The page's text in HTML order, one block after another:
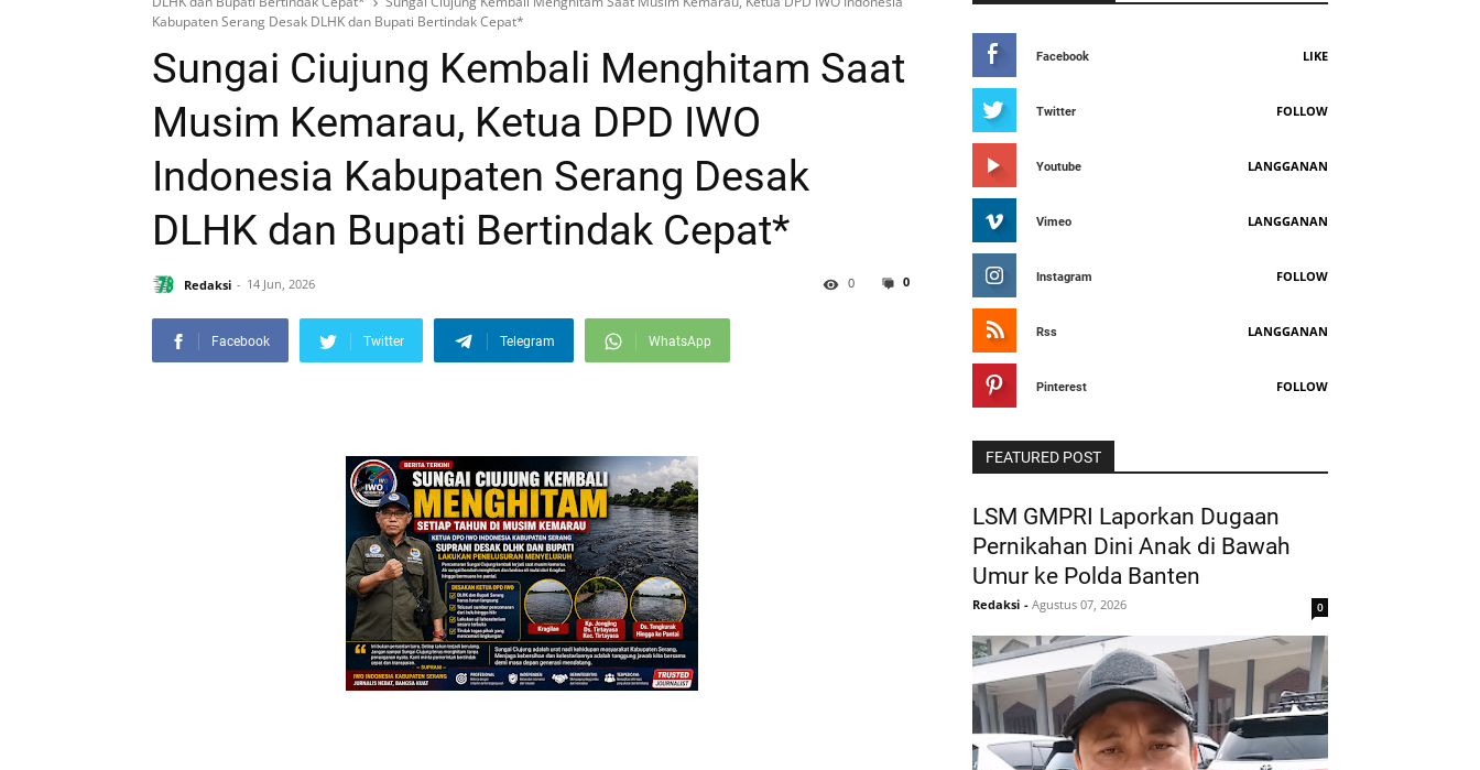
Kabupaten Serang Desak DLHK dan Bupati Bertindak Cepat*
Sungai Ciujung Kembali Menghitam Saat
Musim Kemarau, Ketua DPD IWO
Indonesia Kabupaten Serang Desak
DLHK dan Bupati Bertindak Cepat*
Redaksi 14 Jun, 2026 0
0
Facebook Twitter Telegram WhatsApp
Facebook LIKE
Twitter FOLLOW
Youtube LANGGANAN
Vimeo LANGGANAN
Instagram FOLLOW
Rss LANGGANAN
Pinterest FOLLOW
FEATURED POST
LSM GMPRI Laporkan Dugaan
Pernikahan Dini Anak di Bawah
Umur ke Polda Banten
Redaksi - Agustus 07, 2026 0